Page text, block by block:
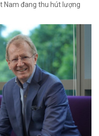
Nam đang thu hút lượng